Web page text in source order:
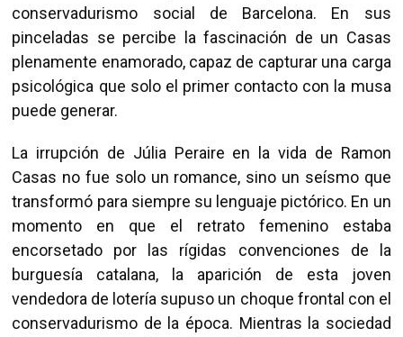
conservadurismo social de Barcelona. En sus
pinceladas se percibe la fascinación de un Casas
plenamente enamorado, capaz de capturar una carga
psicológica que solo el primer contacto con la musa
puede generar.
La irrupción de Júlia Peraire en la vida de Ramon
Casas no fue solo un romance, sino un seísmo que
transformó para siempre su lenguaje pictórico. En un
momento en que el retrato femenino estaba
encorsetado por las rígidas convenciones de la
burguesía catalana, la aparición de esta joven
vendedora de lotería supuso un choque frontal con el
conservadurismo de la época. Mientras la sociedad